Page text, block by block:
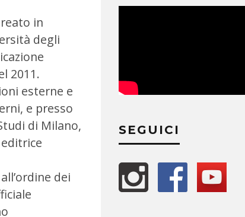
in
degli
2011.
esterne e
e presso
di Milano,
dei
SEGUICI